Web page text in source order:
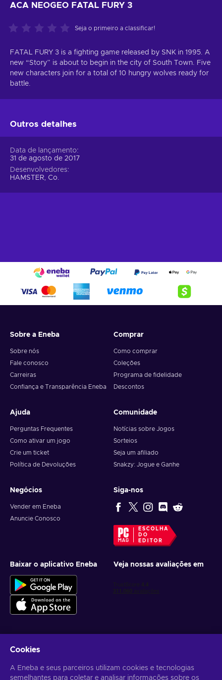
ACA NEOGEO FATAL FURY 3
Seja o primeiro a classificar!
FATAL FURY 3 is a fighting game released by SNK in 1995. A
new “Story” is about to begin in the city of South Town. Five
new characters join for a total of 10 hungry wolves ready for
battle.
Outros detalhes
Data de lançamento
31 de agosto de 2017
Desenvolvedores
HAMSTER, Co.
Sobre a Eneba
Sobre nós
Fale conosco
Carreiras
Confiança e Transparência Eneba
Comprar
Como comprar
Coleções
Programa de fidelidade
Descontos
Ajuda
Perguntas Frequentes
Como ativar um jogo
Crie um ticket
Política de Devoluções
Comunidade
Notícias sobre Jogos
Sorteios
Seja um afiliado
Snakzy: Jogue e Ganhe
Negócios
Vender em Eneba
Anuncie Conosco
Siga-nos
ESCOLHA
DO
EDITOR
Baixar o aplicativo Eneba Veja nossas avaliações em
Receba ofertas personalizadas de jogos
Inscrever-se
Cookies
A Eneba e seus parceiros utilizam cookies e tecnologias
semelhantes para coletar e analisar informações sobre os